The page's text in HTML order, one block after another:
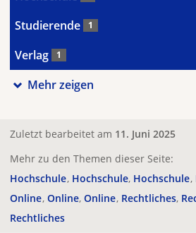
Studierende 1
Verlag 1
Mehr zeigen
Zuletzt bearbeitet am 11. Juni 2025
Mehr zu den Themen dieser Seite:
Hochschule Hochschule Hochschule
Online Online Online Rechtliches
Rechtliches